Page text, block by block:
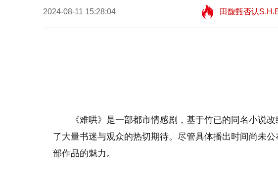
2024-08-11 15:28:04
田馥甄否认
望11:08
田馥甄否认
《难哄》是一部都市情感剧，基于竹已的同名小说
了大量书迷与观众的热切期待。尽管具体播出时间尚未
部作品的魅力。